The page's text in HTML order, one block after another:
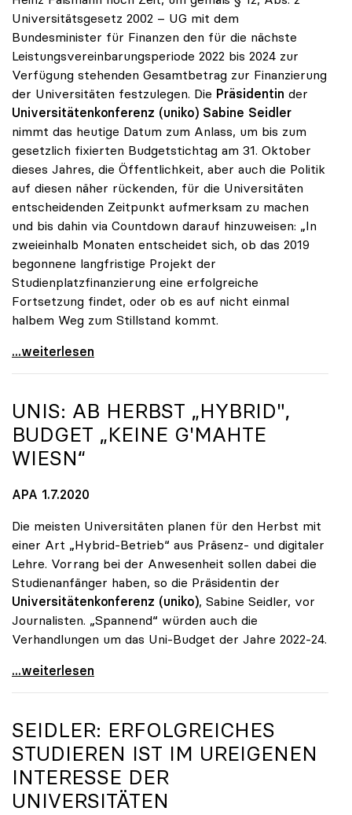
Universitätsgesetz 2002 – UG mit dem
Bundesminister für Finanzen den für die nächste
Leistungsvereinbarungsperiode 2022 bis 2024 zur
Verfügung stehenden Gesamtbetrag zur Finanzierung
der Universitäten festzulegen. Die Präsidentin der
Universitätenkonferenz (uniko) Sabine Seidler
nimmt das heutige Datum zum Anlass, um bis zum
gesetzlich fixierten Budgetstichtag am 31. Oktober
dieses Jahres, die Öffentlichkeit, aber auch die Politik
auf diesen näher rückenden, für die Universitäten
entscheidenden Zeitpunkt aufmerksam zu machen
und bis dahin via Countdown darauf hinzuweisen: „In
zweieinhalb Monaten entscheidet sich, ob das 2019
begonnene langfristige Projekt der
Studienplatzfinanzierung eine erfolgreiche
Fortsetzung findet, oder ob es auf nicht einmal
halbem Weg zum Stillstand kommt.
Seidler: „Der Stichtag für das Budget rückt näher“
...weiterlesen
UNIS: AB HERBST „HYBRID",
BUDGET „KEINE G'MAHTE
WIESN“
APA 1.7.2020
Die meisten Universitäten planen für den Herbst mit
einer Art „Hybrid-Betrieb“ aus Präsenz- und digitaler
Lehre. Vorrang bei der Anwesenheit sollen dabei die
Studienanfänger haben, so die Präsidentin der
Universitätenkonferenz (uniko), Sabine Seidler, vor
Journalisten. „Spannend“ würden auch die
Verhandlungen um das Uni-Budget der Jahre 2022-24.
Unis: Ab Herbst „hybrid\", Budget „keine g'mahte
...weiterlesen
SEIDLER: ERFOLGREICHES
STUDIEREN IST IM UREIGENEN
INTERESSE DER
UNIVERSITÄTEN